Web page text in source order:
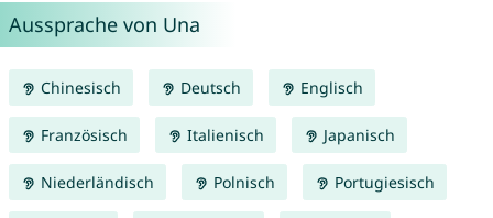
Aussprache von Una
Chinesisch Deutsch Englisch
Französisch Italienisch Japanisch
Niederländisch Polnisch Portugiesisch